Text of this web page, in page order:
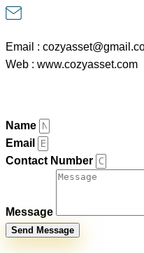
Email :
Web : www.cozyasset.com
Name
Email
Contact Number
Message
Send Message